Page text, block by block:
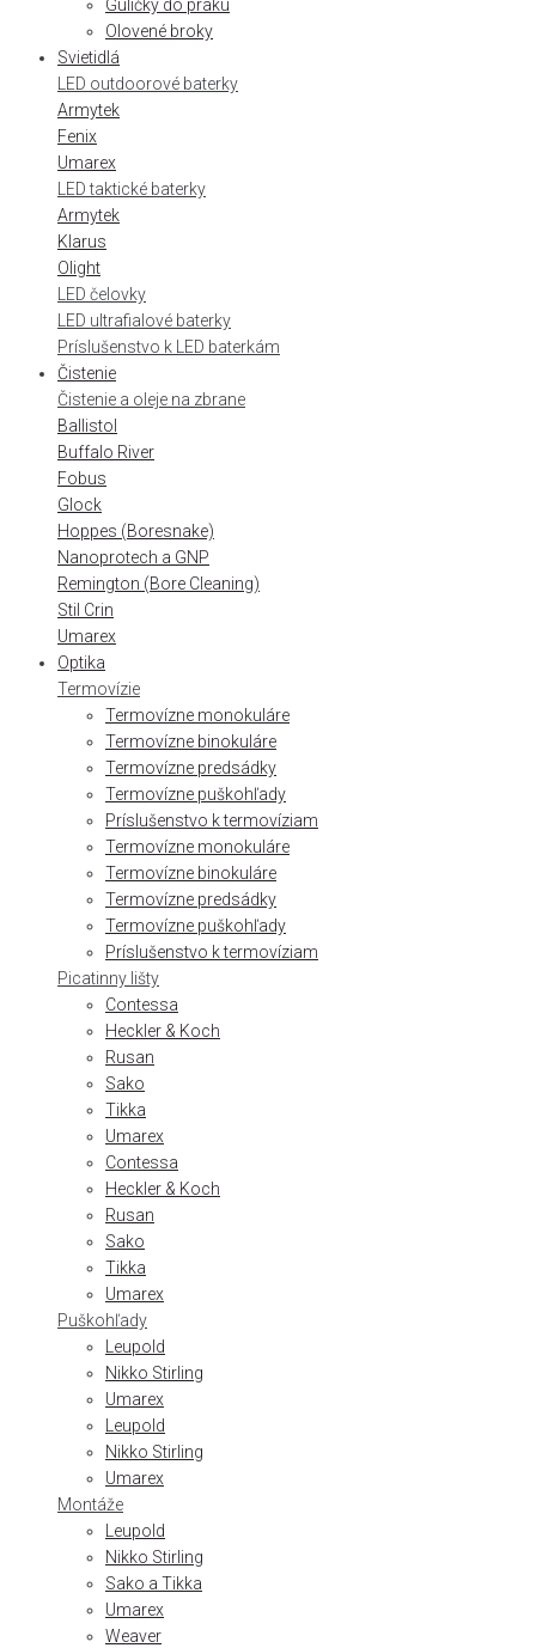
Guličky do praku
Olovené broky
Svietidlá
LED outdoorové baterky
Armytek
Fenix
Umarex
LED taktické baterky
Armytek
Klarus
Olight
LED čelovky
LED ultrafialové baterky
Príslušenstvo k LED baterkám
Čistenie
Čistenie a oleje na zbrane
Ballistol
Buffalo River
Fobus
Glock
Hoppes (Boresnake)
Nanoprotech a GNP
Remington (Bore Cleaning)
Stil Crin
Umarex
Optika
Termovízie
Termovízne monokuláre
Termovízne binokuláre
Termovízne predsádky
Termovízne puškohľady
Príslušenstvo k termovíziam
Termovízne monokuláre
Termovízne binokuláre
Termovízne predsádky
Termovízne puškohľady
Príslušenstvo k termovíziam
Picatinny lišty
Contessa
Heckler & Koch
Rusan
Sako
Tikka
Umarex
Contessa
Heckler & Koch
Rusan
Sako
Tikka
Umarex
Puškohľady
Leupold
Nikko Stirling
Umarex
Leupold
Nikko Stirling
Umarex
Montáže
Leupold
Nikko Stirling
Sako a Tikka
Umarex
Weaver